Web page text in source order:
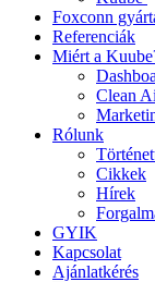
Foxconn
Referenciák
Miért a
Clean
Rólunk
Cikkek
Hírek
GYIK
Kapcsolat
Ajánlatkérés